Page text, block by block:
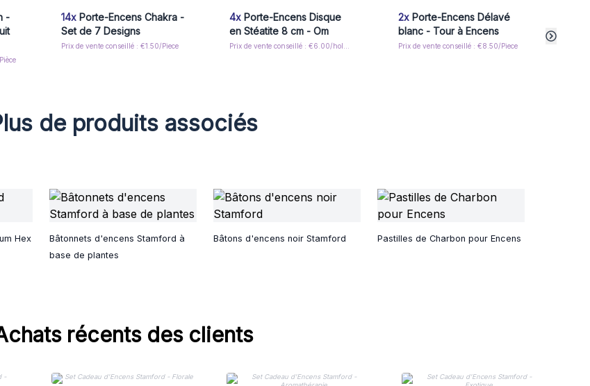
-
14xPorte-Encens Chakra -
Set de 7 Designs
Prix de vente conseillé : €1.50/Piece
4x Porte-Encens Disque
en Stéatite 8 cm - Om
2xPorte-Encens Délavé
blanc - Tour à Encens
Prix de vente conseillé : €8.50/Piece
de produits associés
Hex
Bâtonnets d'encens Stamford à
base de plantes
Bâtons d'encens noir Stamford Pastilles de Charbon pour Encens
récents des clients